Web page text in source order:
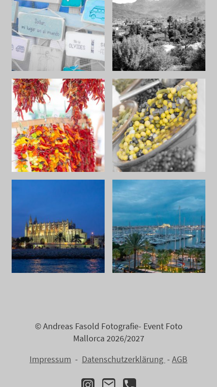
© Andreas Fasold Fotografie- Event Foto
Mallorca 2026/2027
Impressum - Datenschutzerklärung - AGB